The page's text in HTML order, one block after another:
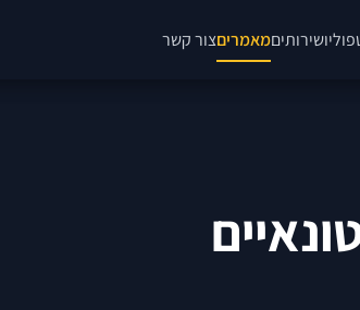
שירותיםמאמריםצור קשר